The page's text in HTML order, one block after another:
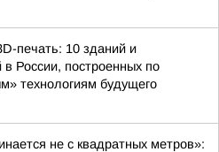
печать: 10 зданий и
в России, построенных по
технологиям будущего
не с квадратных метров»: